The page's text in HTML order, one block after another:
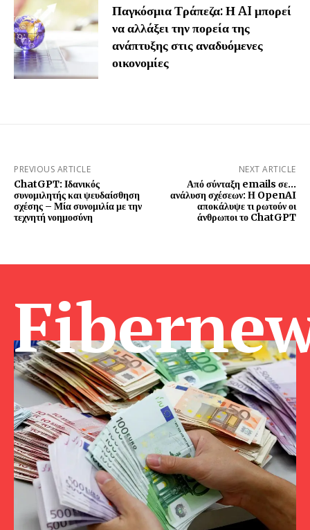
Παγκόσμια Τράπεζα: Η AI μπορεί
να αλλάξει την πορεία της
ανάπτυξης στις αναδυόμενες
οικονομίες
PREVIOUS ARTICLE
ChatGPT: Ιδανικός
συνομιλητής και ψευδαίσθηση
σχέσης – Μία συνομιλία με την
τεχνητή νοημοσύνη
NEXT ARTICLE
Από σύνταξη emails σε…
ανάλυση σχέσεων: Η OpenAI
αποκάλυψε τι ρωτούν οι
άνθρωποι το ChatGPT